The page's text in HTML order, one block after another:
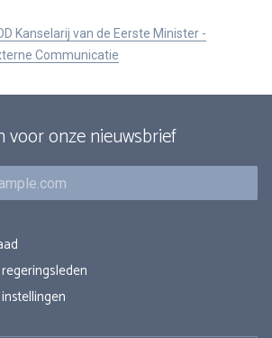
Kanselarij van de Eerste Minister -
Communicatie
voor onze nieuwsbrief